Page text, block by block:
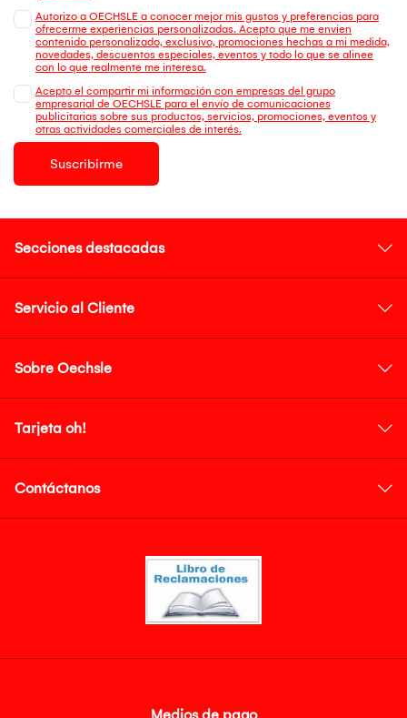
Autorizo a OECHSLE a conocer mejor mis gustos y preferencias para
ofrecerme experiencias personalizadas. Acepto que me envien
contenido personalizado, exclusivo, promociones hechas a mi medida,
novedades, descuentos especiales, eventos y todo lo que se alinee
con lo que realmente me interesa.
Acepto el compartir mi información con empresas del grupo
empresarial de OECHSLE para el envío de comunicaciones
publicitarias sobre sus productos, servicios, promociones, eventos y
otras actividades comerciales de interés.
Suscribirme
Secciones destacadas
Servicio al Cliente
Sobre Oechsle
Tarjeta oh!
Contáctanos